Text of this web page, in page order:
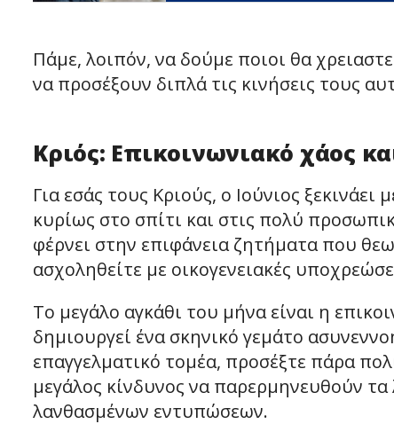
Πάμε, λοιπόν, να δούμε ποιοι θα
να προσέξουν διπλά τις κινήσεις τους
Κριός: Επικοινωνιακό χάος
Για εσάς τους Κριούς, ο Ιούνιος
κυρίως στο σπίτι και στις πολύ
φέρνει στην επιφάνεια ζητήματα που
ασχοληθείτε με οικογενειακές
Το μεγάλο αγκάθι του μήνα είναι η
δημιουργεί ένα σκηνικό γεμάτο
επαγγελματικό τομέα, προσέξτε πάρα
μεγάλος κίνδυνος να παρερμηνευθούν
λανθασμένων εντυπώσεων.